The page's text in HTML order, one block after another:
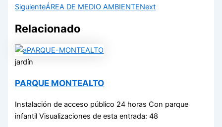
SiguienteÁREA DE MEDIO AMBIENTENext
Relacionado
jardín
PARQUE MONTEALTO
Instalación de acceso público 24 horas Con parque
infantil Visualizaciones de esta entrada: 48